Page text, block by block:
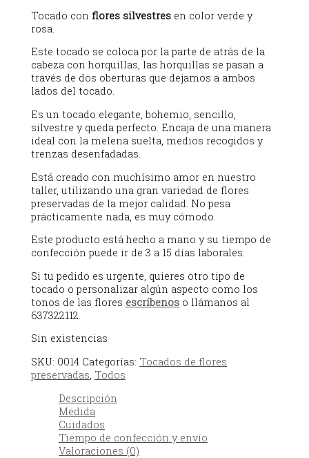
Tocado con flores silvestres en color verde y
rosa.
Este tocado se coloca por la parte de atrás de la
cabeza con horquillas, las horquillas se pasan a
través de dos oberturas que dejamos a ambos
lados del tocado.
Es un tocado elegante, bohemio, sencillo,
silvestre y queda perfecto. Encaja de una manera
ideal con la melena suelta, medios recogidos y
trenzas desenfadadas.
Está creado con muchísimo amor en nuestro
taller, utilizando una gran variedad de flores
preservadas de la mejor calidad. No pesa
prácticamente nada, es muy cómodo.
Este producto está hecho a mano y su tiempo de
confección puede ir de 3 a 15 días laborales.
Si tu pedido es urgente, quieres otro tipo de
tocado o personalizar algún aspecto como los
tonos de las flores escríbenos o llámanos al
637322112.
Sin existencias
SKU: 0014 Categorías: Tocados de flores
preservadas, Todos
Descripción
Medida
Cuidados
Tiempo de confección y envío
Valoraciones (0)